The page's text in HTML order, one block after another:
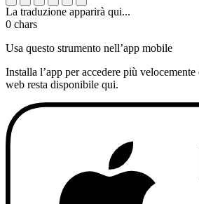
La traduzione apparirà qui...
0 chars
Usa questo strumento nell’app mobile
Installa l’app per accedere più
web resta disponibile qui.